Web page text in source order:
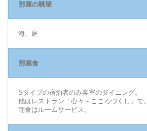
部屋の眺望
海、庭
部屋食
Sタイプの宿泊者のみ客室のダイニング。
他はレストラン「心々～こころづくし」で。
朝食はルームサービス。